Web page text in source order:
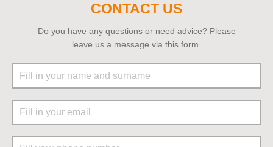
CONTACT US
Do you have any questions or need advice? Please
leave us a message via this form.